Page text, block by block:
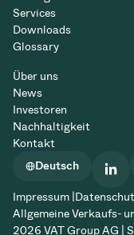
Services
Downloads
Glossary
Über uns
News
Investoren
Nachhaltigkeit
Kontakt
Deutsch
Impressum |
Allgemeine Verkaufs-
2026 VAT Group AG |